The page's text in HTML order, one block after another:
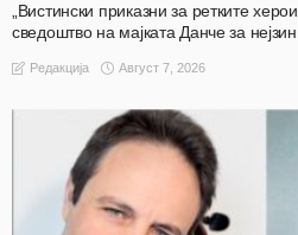
„Вистински приказни за ретките
сведоштво на мајката Данче за
Редакција Август 7, 2026